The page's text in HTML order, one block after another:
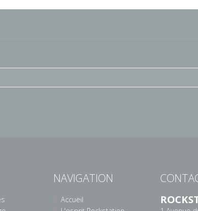
NAVIGATION
Accueil